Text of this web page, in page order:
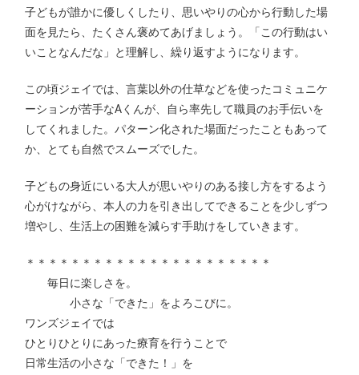
子どもが誰かに優しくしたり、思いやりの心から行動した場
面を見たら、たくさん褒めてあげましょう。「この行動はい
いことなんだな」と理解し、繰り返すようになります。
この頃ジェイでは、言葉以外の仕草などを使ったコミュニケ
ーションが苦手なAくんが、自ら率先して職員のお手伝いを
してくれました。パターン化された場面だったこともあって
か、とても自然でスムーズでした。
子どもの身近にいる大人が思いやりのある接し方をするよう
心がけながら、本人の力を引き出してできることを少しずつ
増やし、生活上の困難を減らす手助けをしていきます。
＊＊＊＊＊＊＊＊＊＊＊＊＊＊＊＊＊＊＊＊＊＊
毎日に楽しさを。
小さな「できた」をよろこびに。
ワンズジェイでは
ひとりひとりにあった療育を行うことで
日常生活の小さな「できた！」を